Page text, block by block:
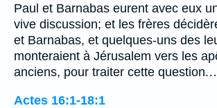
Paul et Barnabas eurent avec eux
vive discussion; et les frères
et Barnabas, et quelques-uns des
monteraient à Jérusalem vers les
anciens, pour traiter cette
Actes 16:1-18:1